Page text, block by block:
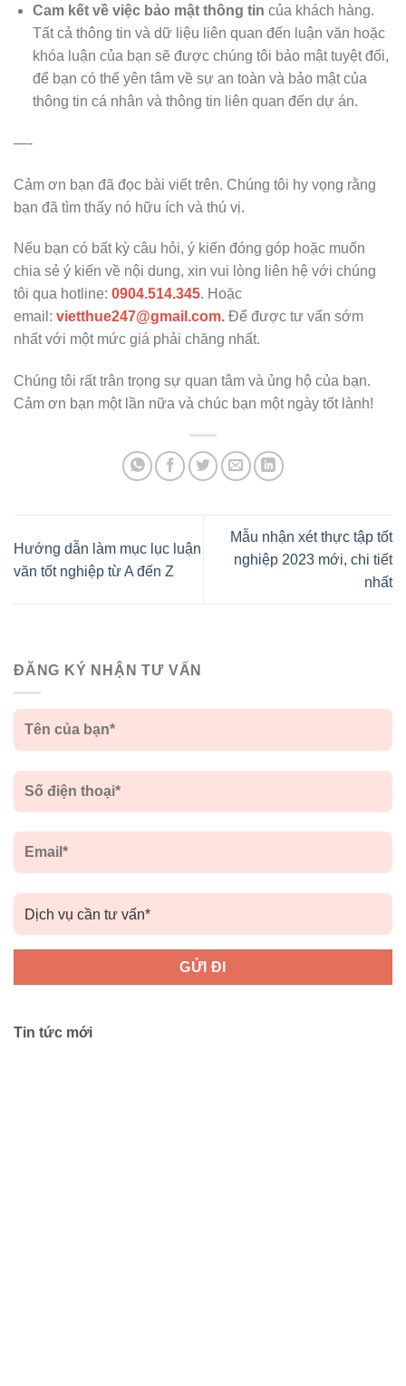
Cam kết về việc bảo mật thông tin của khách hàng.
Tất cả thông tin và dữ liệu liên quan đến luận văn hoặc
khóa luận của bạn sẽ được chúng tôi bảo mật tuyệt đối,
để bạn có thể yên tâm về sự an toàn và bảo mật của
thông tin cá nhân và thông tin liên quan đến dự án.
—-
Cảm ơn bạn đã đọc bài viết trên. Chúng tôi hy vọng rằng
bạn đã tìm thấy nó hữu ích và thú vị.
Nếu bạn có bất kỳ câu hỏi, ý kiến đóng góp hoặc muốn
chia sẻ ý kiến về nội dung, xin vui lòng liên hệ với chúng
tôi qua hotline: 0904.514.345. Hoặc
email: vietthue247@gmail.com. Để được tư vấn sớm
nhất với một mức giá phải chăng nhất.
Chúng tôi rất trân trọng sự quan tâm và ủng hộ của bạn.
Cảm ơn bạn một lần nữa và chúc bạn một ngày tốt lành!
Hướng dẫn làm mục lục luận
văn tốt nghiệp từ A đến Z
Mẫu nhận xét thực tập tốt
nghiệp 2023 mới, chi tiết
nhất
ĐĂNG KÝ NHẬN TƯ VẤN
Tin tức mới